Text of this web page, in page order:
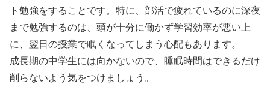
ト勉強をすることです。特に、部活で疲れているのに深夜
まで勉強するのは、頭が十分に働かず学習効率が悪い上
に、翌日の授業で眠くなってしまう心配もあります。
成長期の中学生には向かないので、睡眠時間はできるだけ
削らないよう気をつけましょう。